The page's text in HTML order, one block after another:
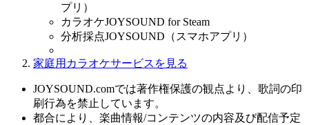
プリ）
カラオケJOYSOUND for Steam
分析採点JOYSOUND（スマホアプリ）
家庭用カラオケサービスを見る
JOYSOUND.comでは著作権保護の観点より、歌詞の印
刷行為を禁止しています。
都合により、楽曲情報/コンテンツの内容及び配信予定